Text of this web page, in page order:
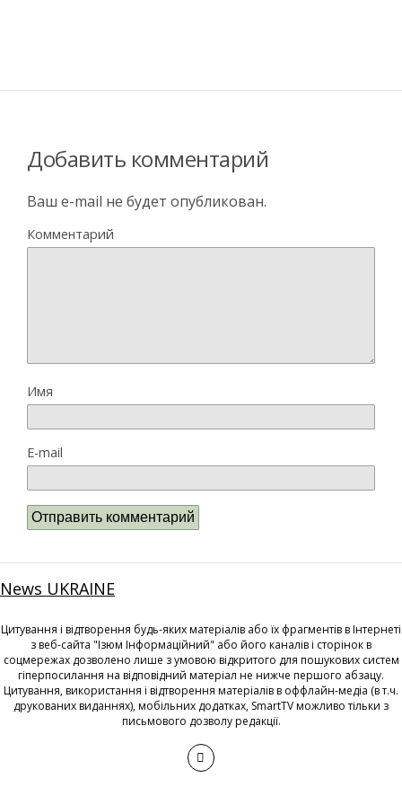
Добавить комментарий
Ваш e-mail не будет опубликован.
Комментарий
Имя
E-mail
News UKRAINE
Цитування і відтворення будь-яких матеріалів або їх фрагментів в Інтернеті
з веб-сайта "Ізюм Інформаційний" або його каналів і сторінок в
соцмережах дозволено лише з умовою відкритого для пошукових систем
гіперпосилання на відповідний матеріал не нижче першого абзацу.
Цитування, використання і відтворення матеріалів в оффлайн-медіа (в т.ч.
друкованих виданнях), мобільних додатках, SmartTV можливо тільки з
письмового дозволу редакції.